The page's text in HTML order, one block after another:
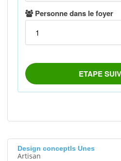
Design conceptls Unes
Artisan